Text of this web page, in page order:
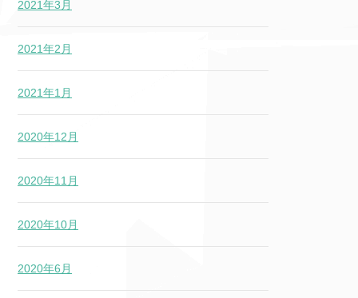
2021年3月
2021年2月
2021年1月
2020年12月
2020年11月
2020年10月
2020年6月